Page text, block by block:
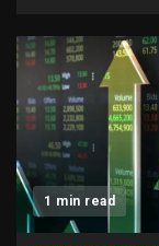
1 min read